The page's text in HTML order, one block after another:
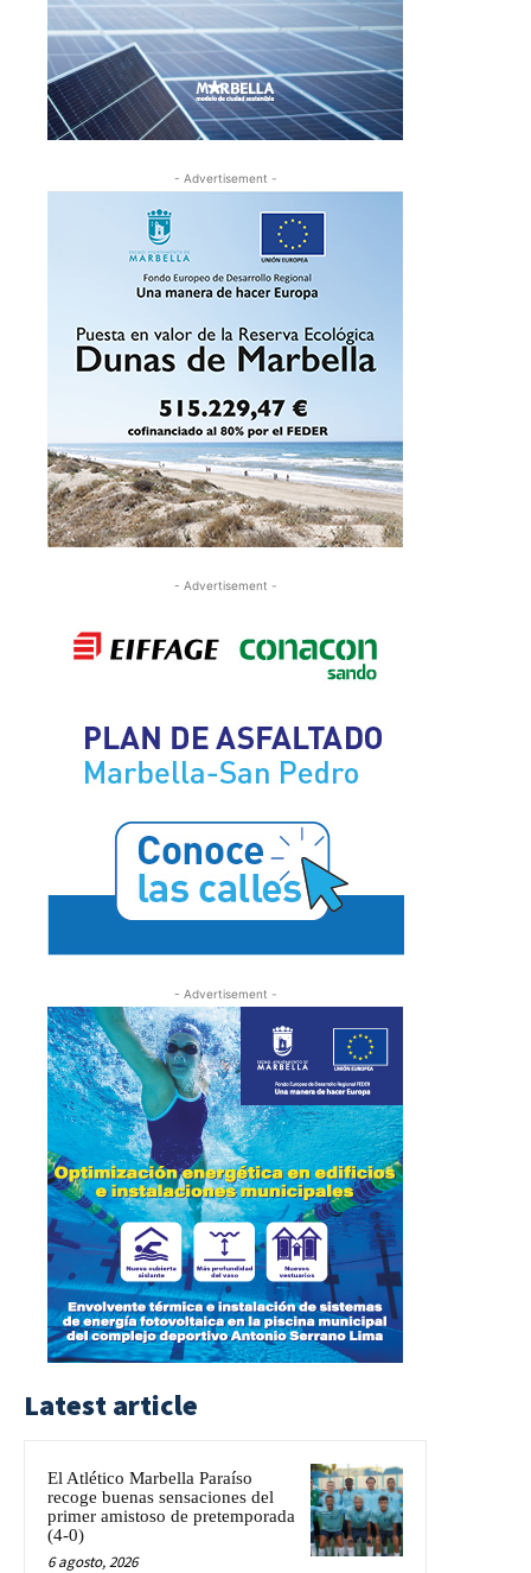
- Advertisement -
- Advertisement -
- Advertisement -
Latest article
El Atlético Marbella Paraíso
recoge buenas sensaciones del
primer amistoso de pretemporada
(4-0)
6 agosto, 2026